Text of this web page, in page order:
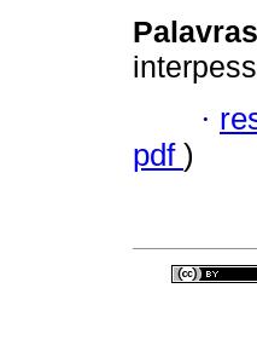
·
pdf )